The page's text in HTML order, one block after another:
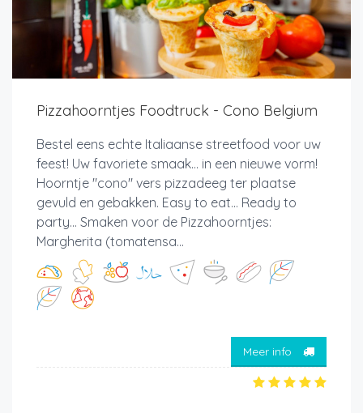
Pizzahoorntjes Foodtruck - Cono Belgium
Bestel eens echte Italiaanse streetfood voor uw
feest! Uw favoriete smaak... in een nieuwe vorm!
Hoorntje "cono" vers pizzadeeg ter plaatse
gevuld en gebakken. Easy to eat... Ready to
party... Smaken voor de Pizzahoorntjes:
Margherita (tomatensa...
Meer info